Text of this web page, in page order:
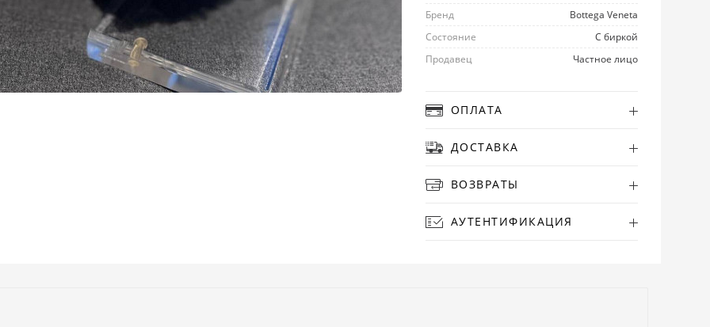
Бренд
Bottega Veneta
Состояние
С биркой
Продавец
Частное лицо
ОПЛАТА
ДОСТАВКА
ВОЗВРАТЫ
АУТЕНТИФИКАЦИЯ